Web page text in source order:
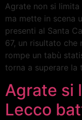
Agrate non si
ma mette in scena
presenti al Santa
67, un risultato che
rompe un tabù
torna a superare
Agrate si
Lecco